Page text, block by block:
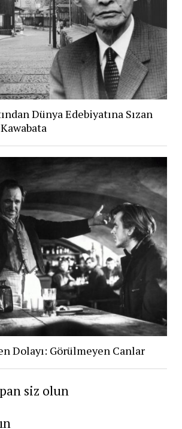
Dünya Edebiyatına Sızan
Dolayı: Görülmeyen Canlar
siz olun